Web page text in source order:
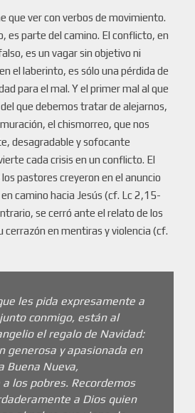
que ver con verbos de movimiento.
es parte del camino. El conflicto, en
es un vagar sin objetivo ni
el laberinto, es sólo una pérdida de
para el mal. Y el primer mal al que
que debemos tratar de alejarnos,
el chismorreo, que nos
desagradable y sofocante
cada crisis en un conflicto. El
pastores creyeron en el anuncio
camino hacia Jesús (cf. Lc 2,15-
se cerró ante el relato de los
en mentiras y violencia (cf.
les pida expresamente a
conmigo, están al
el regalo de Navidad:
generosa y apasionada en
Buena Nueva,
los pobres. Recordemos
a Dios quien